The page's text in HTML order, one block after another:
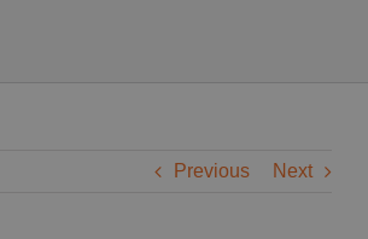
Previous Next